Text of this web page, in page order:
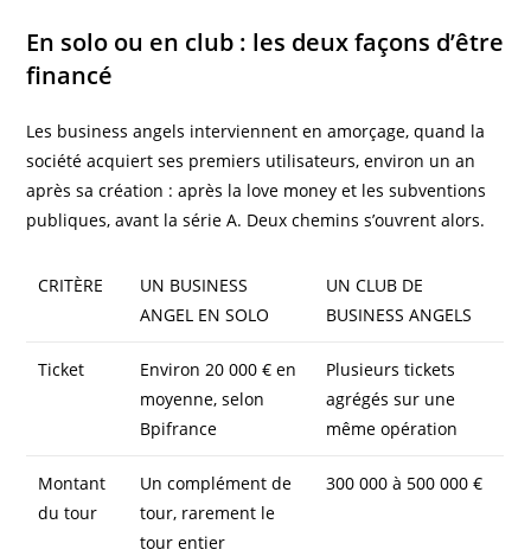
En solo ou en club : les deux façons d’être
financé
Les business angels interviennent en amorçage, quand la
société acquiert ses premiers utilisateurs, environ un an
après sa création : après la love money et les subventions
publiques, avant la série A. Deux chemins s’ouvrent alors.
CRITÈRE
UN BUSINESS
ANGEL EN SOLO
UN CLUB DE
BUSINESS ANGELS
Ticket
Environ 20 000 € en
moyenne, selon
Bpifrance
Plusieurs tickets
agrégés sur une
même opération
Montant
du tour
Un complément de
tour, rarement le
tour entier
300 000 à 500 000 €